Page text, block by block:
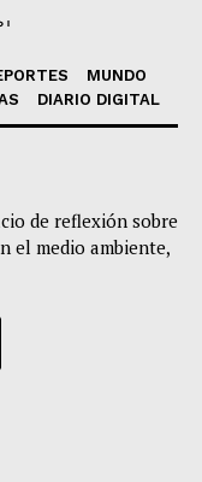
MUNDO
DIARIO DIGITAL
de reflexión sobre
el medio ambiente,